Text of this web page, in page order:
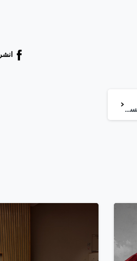
مالطا… محطة في مسيرة حشد الدعم الدولي لجهود صناعة سلام محلي بأيادي الليبيين